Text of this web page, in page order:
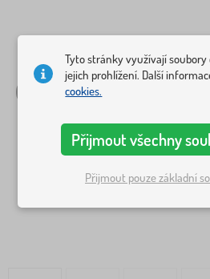
Tyto stránky využívají
jejich prohlížení. Další
cookies.
Přijmout všechny
Přijmout pouze základní